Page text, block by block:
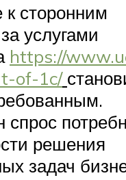
сторонним
услугами
https://
of-1c/
спрос
решения
задач